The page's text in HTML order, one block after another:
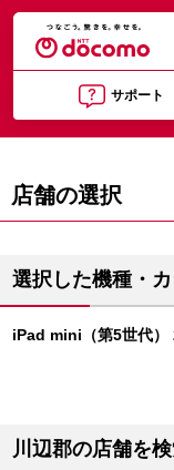
サポート
店舗の選択
選択した機種・
iPad mini（第5世代）
川辺郡の店舗を